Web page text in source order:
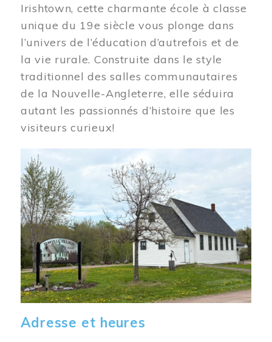
Irishtown, cette charmante école à classe
unique du 19e siècle vous plonge dans
l’univers de l’éducation d’autrefois et de
la vie rurale. Construite dans le style
traditionnel des salles communautaires
de la Nouvelle-Angleterre, elle séduira
autant les passionnés d’histoire que les
visiteurs curieux!
Image
Adresse et heures